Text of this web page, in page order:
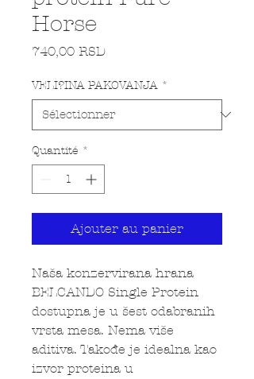
Horse
740,00 RSDPrix
VELI?INA PAKOVANJA *
Quantité *
Ajouter au panier
Naša konzervirana hrana
BELCANDO Single Protein
dostupna je u šest odabranih
vrsta mesa. Nema više
aditiva. Takođe je idealna kao
izvor proteina u